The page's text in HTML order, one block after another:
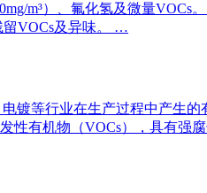
m³）、氟化氢及微量
留VOCs及异味。 …
镀等行业在生产过程中产生
性有机物（VOCs），具有强